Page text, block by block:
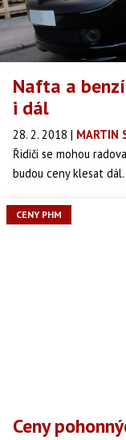
Nafta a
i dál
28. 2. 2018 | MARTIN
Řidiči se mohou
budou ceny klesat
CENY PHM
Ceny